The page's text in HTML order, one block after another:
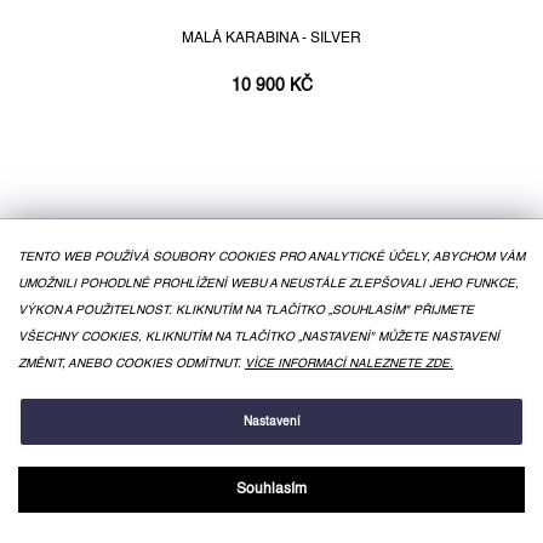
TENTO WEB POUŽÍVÁ SOUBORY COOKIES PRO ANALYTICKÉ ÚČELY, ABYCHOM VÁM
UMOŽNILI POHODLNÉ PROHLÍŽENÍ WEBU A NEUSTÁLE ZLEPŠOVALI JEHO FUNKCE,
VÝKON A POUŽITELNOST. KLIKNUTÍM NA TLAČÍTKO „SOUHLASÍM" PŘIJMETE
VŠECHNY COOKIES, KLIKNUTÍM NA TLAČÍTKO „NASTAVENÍ" MŮŽETE NASTAVENÍ
ZMĚNIT, ANEBO COOKIES ODMÍTNUT. VÍCE INFORMACÍ NALEZNETE ZDE.
Nastavení
Souhlasím
MALÁ KARABINA - SILVER
10 900 KČ